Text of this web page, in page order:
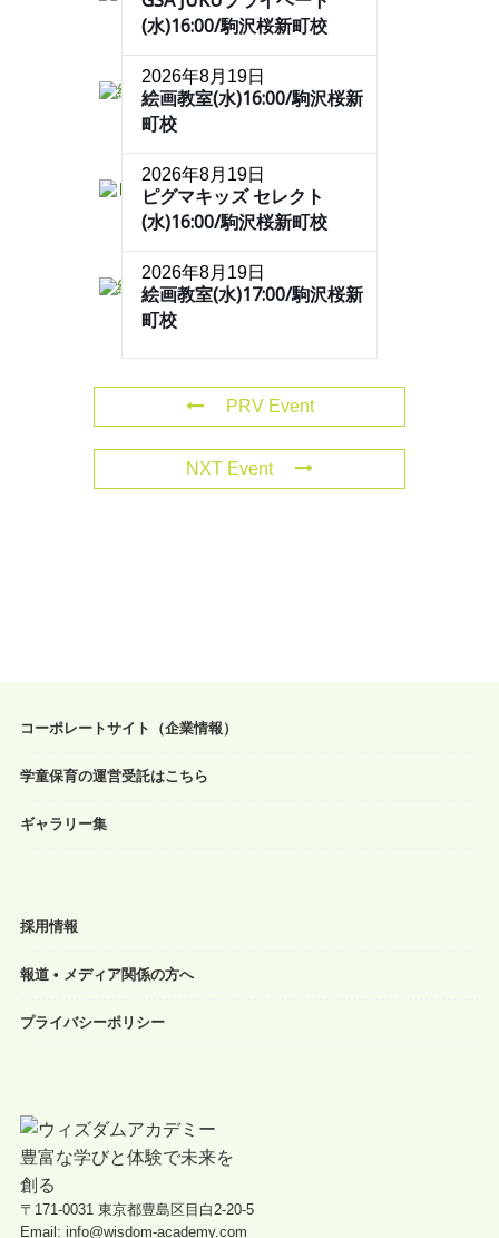
(水)16:00/駒沢桜新町校
2026年8月19日
絵画教室(水)16:00/駒沢桜新
町校
2026年8月19日
ピグマキッズ セレクト
(水)16:00/駒沢桜新町校
2026年8月19日
絵画教室(水)17:00/駒沢桜新
町校
PRV Event
NXT Event
コーポレートサイト（企業情報）
学童保育の運営受託はこちら
ギャラリー集
採用情報
報道 • メディア関係の方へ
プライバシーポリシー
〒171-0031 東京都豊島区目白2-20-5
Email: info@wisdom-academy.com